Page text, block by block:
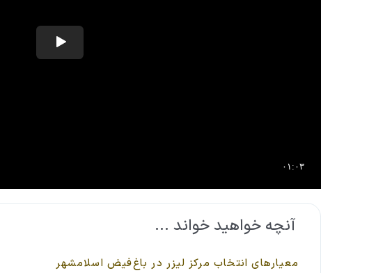
آنچه خواهید خواند ...
معیارهای انتخاب مرکز لیزر در باغ‌فیض اسلامشهر